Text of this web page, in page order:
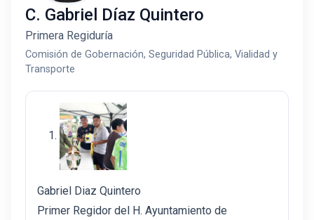
C. Gabriel Díaz Quintero
Primera Regiduría
Comisión de Gobernación, Seguridad Pública, Vialidad y
Transporte
Gabriel Diaz Quintero
Primer Regidor del H. Ayuntamiento de